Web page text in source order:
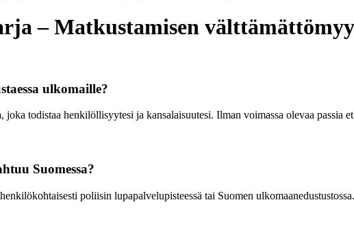
– Matkustamisen
ulkomaille?
todistaa henkilöllisyytesi ja kansalaisuutesi. Ilman voimassa olevaa passia
Suomessa?
poliisin lupapalvelupisteessä tai Suomen